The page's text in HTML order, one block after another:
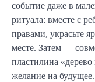
событие даже в
ритуала: вместе с
правами, украсьте
месте. Затем —
пластилина
желание на будущее.